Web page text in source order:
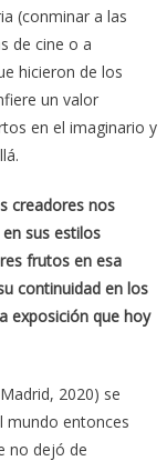
(conminar a las
de cine o a
hicieron de los
un valor
en el imaginario y
creadores nos
sus estilos
frutos en esa
continuidad en los
exposición que hoy
2020) se
mundo entonces
no dejó de